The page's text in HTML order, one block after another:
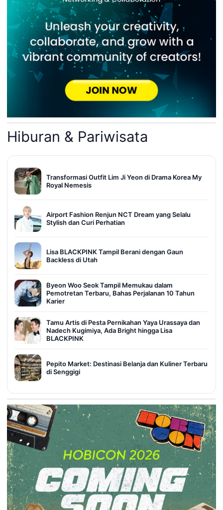
Hiburan & Pariwisata
Transformasi Outfit Lim Ji Yeon di Drama Korea My
Royal Nemesis
Airport Fashion Renjun NCT Dream yang Selalu
Stylish dan Curi Perhatian
Lisa BLACKPINK Tampil Berani dengan Gaun
Backless di Utah
Byeon Woo Seok Tampil Memukau dalam
Pemotretan Terbaru, Bahas Perjalanan 10 Tahun
Karier
Tamu Artis di Pesta Pernikahan Yaya Urassaya dan
Nadech Kugimiya, Ada Bright hingga Lisa
BLACKPINK
Pepito Market: Destinasi Belanja dan Kuliner Terbaru
di Senggigi